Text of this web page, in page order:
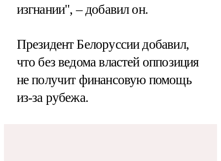
изгнании", – добавил он.
Президент Белоруссии добавил,
что без ведома властей оппозиция
не получит финансовую помощь
из-за рубежа.